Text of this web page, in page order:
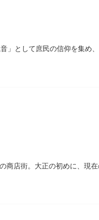
ださい。
」として庶民の信仰を集め
ご利益があるといわれる常
の聖観世音菩薩が祀られて
、浅草名所七福神のひとつ
間は約90店舗が軒を連ねる
ポットにもおすすめです。
商店街。大正の初めに、現
理衣装など「食」にまつわ